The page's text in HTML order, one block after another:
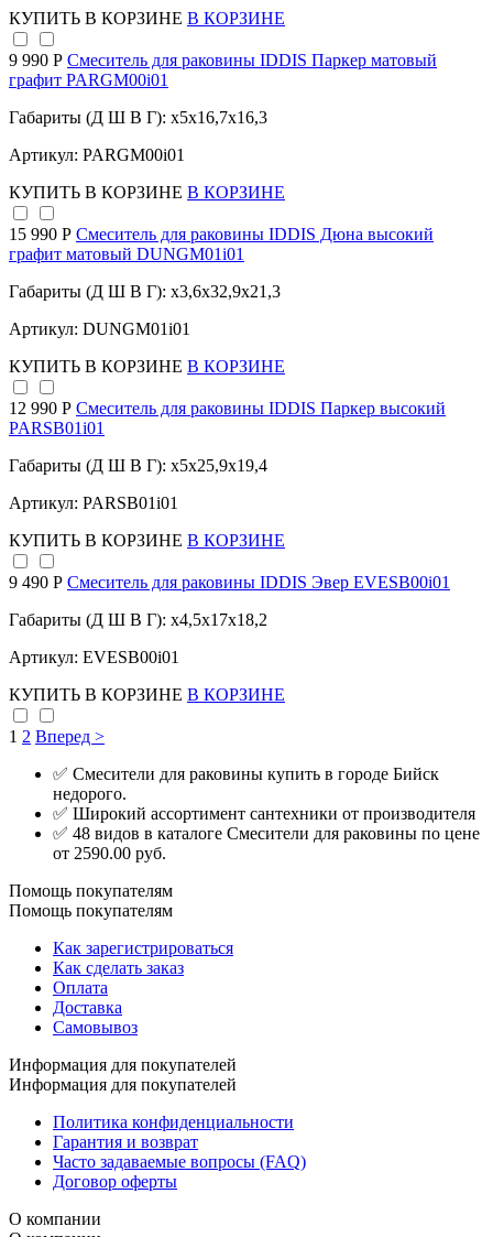
КУПИТЬ В КОРЗИНЕ В КОРЗИНЕ
9 990 Р Смеситель для раковины IDDIS Паркер матовый
графит PARGM00i01
Габариты (Д Ш В Г): x5x16,7x16,3
Артикул: PARGM00i01
КУПИТЬ В КОРЗИНЕ В КОРЗИНЕ
15 990 Р Смеситель для раковины IDDIS Дюна высокий
графит матовый DUNGM01i01
Габариты (Д Ш В Г): x3,6x32,9x21,3
Артикул: DUNGM01i01
КУПИТЬ В КОРЗИНЕ В КОРЗИНЕ
12 990 Р Смеситель для раковины IDDIS Паркер высокий
PARSB01i01
Габариты (Д Ш В Г): x5x25,9x19,4
Артикул: PARSB01i01
КУПИТЬ В КОРЗИНЕ В КОРЗИНЕ
9 490 Р Смеситель для раковины IDDIS Эвер EVESB00i01
Габариты (Д Ш В Г): x4,5x17x18,2
Артикул: EVESB00i01
КУПИТЬ В КОРЗИНЕ В КОРЗИНЕ
1 2 Вперед >
✅ Смесители для раковины купить в городе Бийск
недорого.
✅ Широкий ассортимент сантехники от производителя
✅ 48 видов в каталоге Смесители для раковины по цене
от 2590.00 руб.
Помощь покупателям
Помощь покупателям
Как зарегистрироваться
Как сделать заказ
Оплата
Доставка
Самовывоз
Информация для покупателей
Информация для покупателей
Политика конфиденциальности
Гарантия и возврат
Часто задаваемые вопросы (FAQ)
Договор оферты
О компании